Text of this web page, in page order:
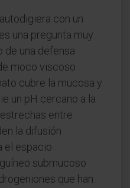
con un
una pregunta muy
de una defensa
moco viscoso
cubre la mucosa y
un pH cercano a la
entre
la difusión
el espacio
submucoso
que han